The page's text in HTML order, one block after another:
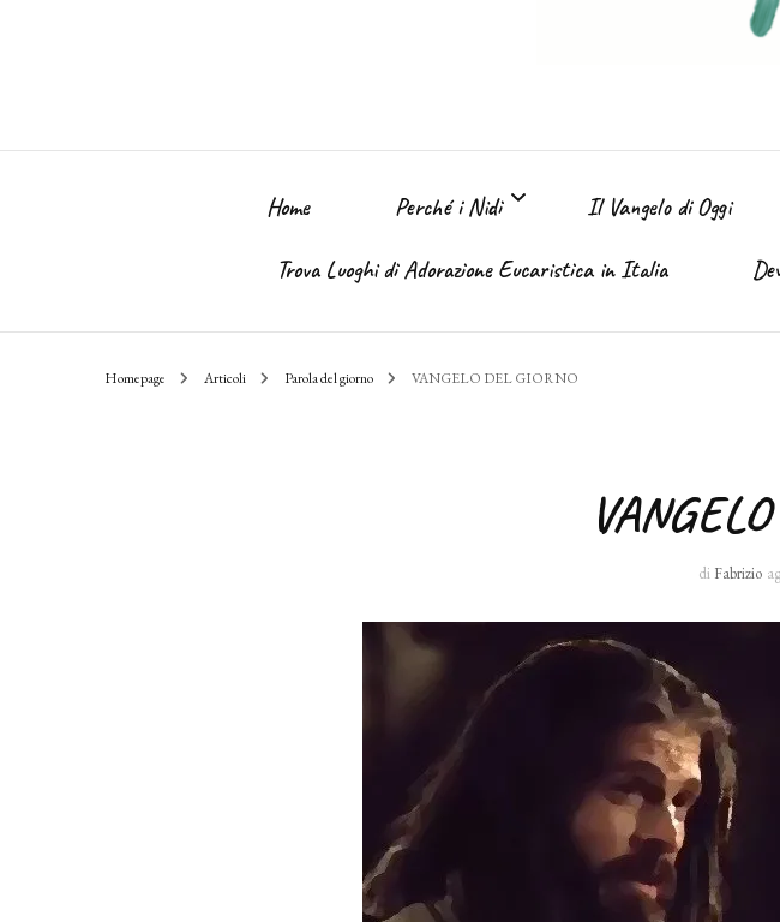
Home Perché i Nidi
Perché i Nidi dell’ Immacolata
Il Vangelo di Oggi
Trova Luoghi di Adorazione Eucaristica in Italia
Homepage Articoli Parola del giorno VANGELO DEL GIORNO
di Fabrizio